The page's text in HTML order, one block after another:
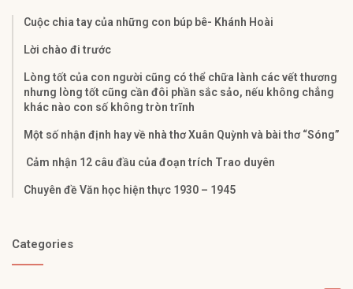
Cuộc chia tay của những con búp bê- Khánh Hoài
Lời chào đi trước
Lòng tốt của con người cũng có thể chữa lành các vết thương
nhưng lòng tốt cũng cần đôi phần sắc sảo, nếu không chẳng
khác nào con số không tròn trĩnh
Một số nhận định hay về nhà thơ Xuân Quỳnh và bài thơ “Sóng”
Cảm nhận 12 câu đầu của đoạn trích Trao duyên
Chuyên đề Văn học hiện thực 1930 – 1945
Categories